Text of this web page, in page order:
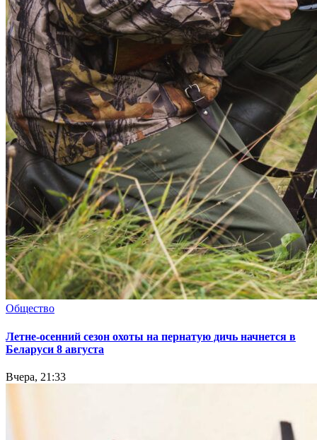
Общество
Летне-осенний сезон охоты на пернатую дичь начнется в
Беларуси 8 августа
Вчера, 21:33